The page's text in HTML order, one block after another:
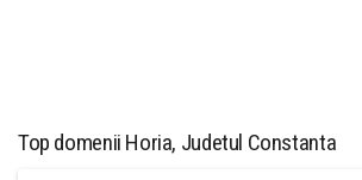
Top domenii Horia, Judetul Constanta